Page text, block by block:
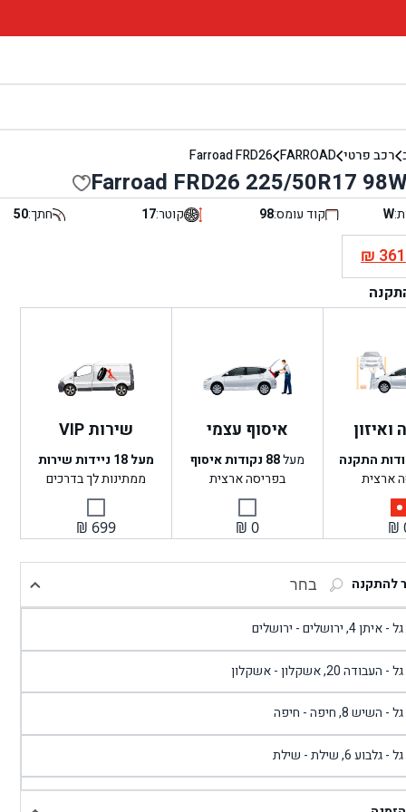
רכב פרטי FARROAD
Farroad FRD26
Farroad FRD26 225/50R17
W קוד עומס:98 קוטר:17 חתך:50
₪361
התקנה
ארצית
₪
איסוף עצמי
מעל88 נקודות איסוף
בפריסה ארצית
₪ 0
שירות VIP
מעל 18 ניידות שירות
ממתינות לך בדרכים
₪ 699
להתקנה בחר
4, ירושלים - ירושלים
העבודה 20, אשקלון - אשקלון
- השיש 8, חיפה - חיפה
- גלבוע 6, שילת - שילת
- פוריידיס, כניסה צפונית מול כביש 4 - פרדיס